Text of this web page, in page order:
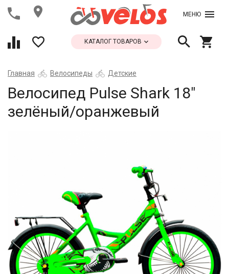
МЕНЮ
КАТАЛОГ ТОВАРОВ
Главная Велосипеды Детские
Велосипед Pulse Shark 18"
зелёный/оранжевый